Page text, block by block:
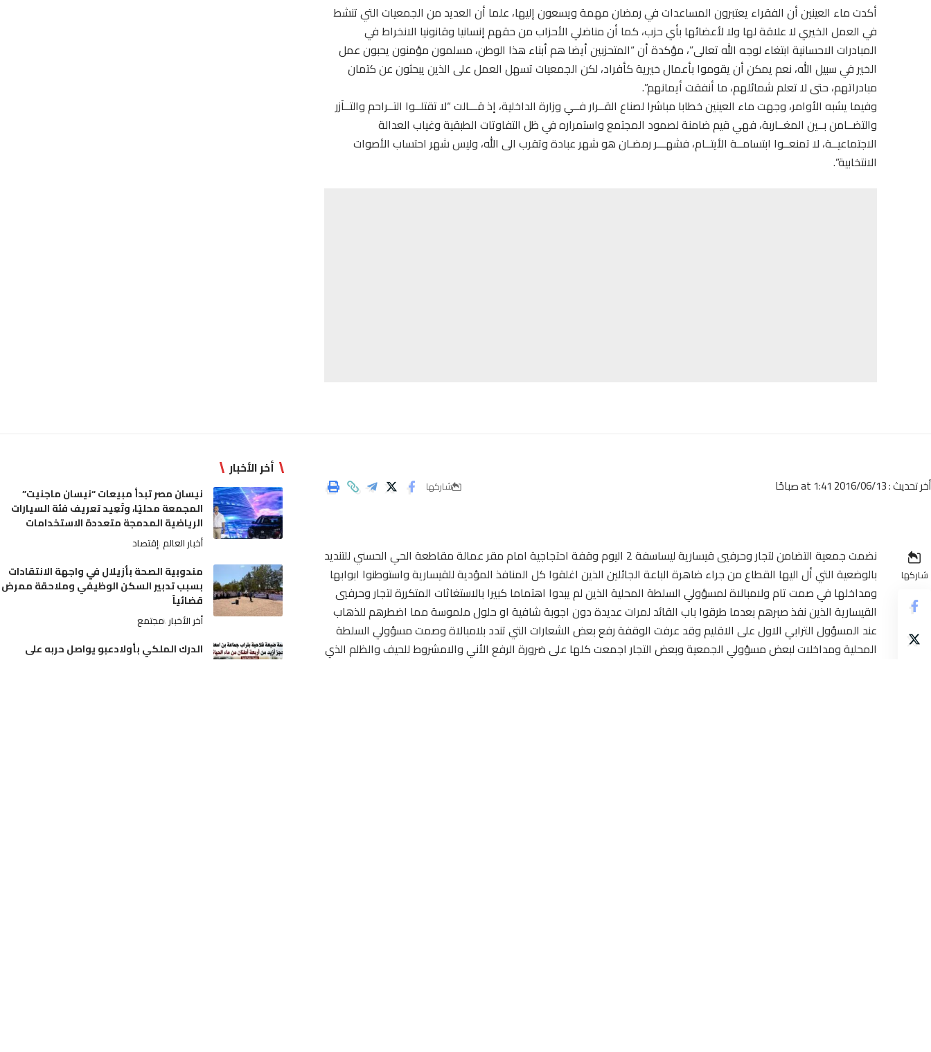
أكدت ماء العينين أن الفقراء يعتبرون المساعدات في رمضان مهمة ويسعون إليها، علما أن العديد من الجمعيات التي تنشط
في العمل الخيري لا علاقة لها ولا لأعضائها بأي حزب، كما أن مناضلي الأحزاب من حقهم إنسانيا وقانونيا الانخراط في
المبادرات الاحسانية ابتغاء لوجه الله تعالى”، مؤكدة أن “المتحزبين أيضا هم أبناء هذا الوطن، مسلمون مؤمنون يحبون عمل
الخير في سبيل الله، نعم يمكن أن يقوموا بأعمال خيرية كأفراد، لكن الجمعيات تسهل العمل على الذين يبحثون عن كتمان
مبادراتهم، حتى لا تعلم شمائلهم، ما أنفقت أيمانهم”.
وفيما يشبه الأوامر، وجهت ماء العينين خطابا مباشرا لصناع القــرار فــي وزارة الداخلية، إذ قـــالت “لا تقتلــوا التــراحم والتــآزر
والتضــامن بــين المغــاربة، فهي قيم ضامنة لصمود المجتمع واستمراره في ظل التفاوتات الطبقية وغياب العدالة
الاجتماعيــة، لا تمنعــوا ابتسامــة الأيتــام، فشهـــر رمضـان هو شهر عبادة وتقرب الى الله، وليس شهر احتساب الأصوات
الانتخابية”.
أخر تحديث : 2016/06/13 at 1:41 صباحًا شاركها
شاركها
نضمت جمعية التضامن لتجار وحرفيي قيسارية ليساسفة 2 اليوم وقفة احتجاجية امام مقر عمالة مقاطعة الحي الحسني للتنديد
بالوضعية التي أل اليها القطاع من جراء ضاهرة الباعة الجائلين الذين اغلقوا كل المنافذ المؤدية للقيسارية واستوطنوا ابوابها
ومداخلها في صمت تام ولامبالاة لمسؤولي السلطة المحلية الذين لم يبدوا اهتماما كبيرا بالاستغاثات المتكررة لتجار وحرفيي
القيسارية الذين نفذ صبرهم بعدما طرقوا باب القائد لمرات عديدة دون اجوبة شافية او حلول ملموسة مما اضطرهم للذهاب
عند المسؤول الترابي الاول على الاقليم وقد عرفت الوقفة رفع بعض الشعارات التي تندد بلامبالاة وصمت مسؤولي السلطة
المحلية ومداخلات لبعض مسؤولي الجمعية وبعض التجار اجمعت كلها على ضرورة الرفع الأني والامشروط للحيف والظلم الذي
أخر الأخبار
نيسان مصر تبدأ مبيعات “نيسان ماجنيت”
المجمعة محليًا، وتُعِيد تعريف فئة السيارات
الرياضية المدمجة متعددة الاستخدامات
أخبار العالم إقتصاد
مندوبية الصحة بأزيلال في واجهة الانتقادات
بسبب تدبير السكن الوظيفي وملاحقة ممرض
قضائياً
أخر الأخبار مجتمع
الدرك الملكي بأولادعبو يواصل حربه على
ترويج الممنوعات.. مداهمة ضيعة فلاحية